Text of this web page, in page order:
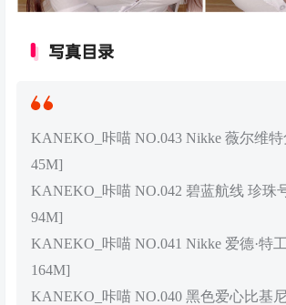
写真目录
KANEKO_咔喵 NO.043 Nikke 薇尔维特
45M]
KANEKO_咔喵 NO.042 碧蓝航线 珍珠
94M]
KANEKO_咔喵 NO.041 Nikke 爱德·特
164M]
KANEKO_咔喵 NO.040 黑色爱心比基